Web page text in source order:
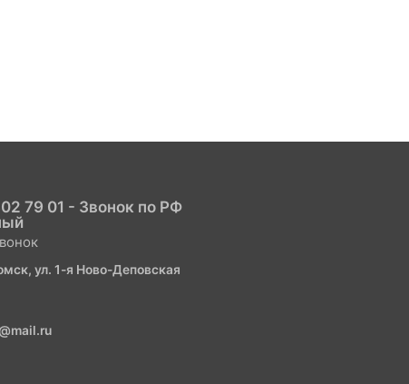
79 01 - Звонок по РФ
ул. 1-я Ново-Деповская